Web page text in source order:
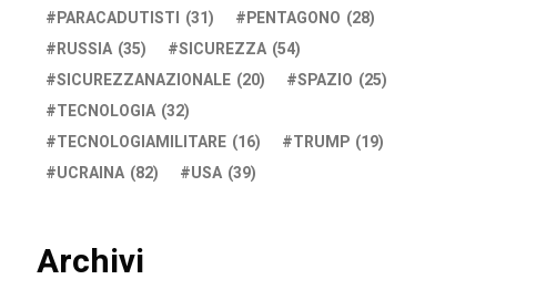
PARACADUTISTI (31) PENTAGONO (28)
RUSSIA (35) SICUREZZA (54)
SICUREZZANAZIONALE (20) SPAZIO (25)
TECNOLOGIA (32)
TECNOLOGIAMILITARE (16) TRUMP (19)
UCRAINA (82) USA (39)
Archivi